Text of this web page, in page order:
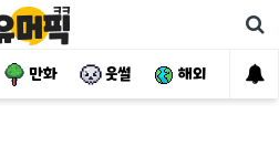
만화 웃썰 해외 핫